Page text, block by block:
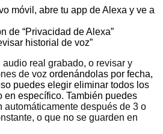
móvil, abre tu app de Alexa y ve a
de “Privacidad de Alexa”
historial de voz”
real grabado, o revisar y
de voz ordenándolas por fecha,
puedes elegir eliminar todos los
en específico. También puedes
automáticamente después de 3 o
o que no se guarden en